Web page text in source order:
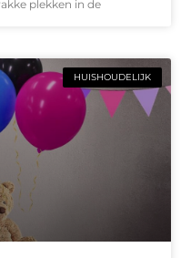
plekken in de
HUISHOUDELIJK